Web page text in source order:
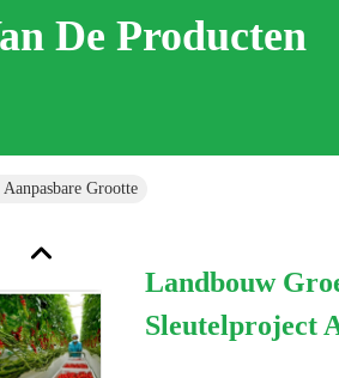
De Producten
Grootte
Landbouw
Sleutelproject